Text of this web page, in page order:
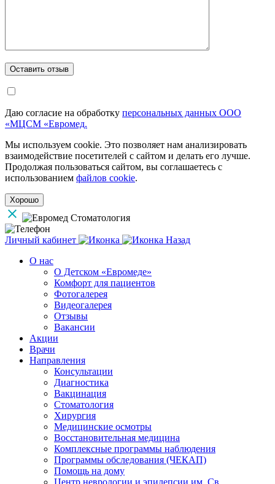
Даю согласие на обработку персональных данных ООО
«МЦСМ «Евромед.
Мы используем cookie. Это позволяет нам анализировать
взаимодействие посетителей с сайтом и делать его лучше.
Продолжая пользоваться сайтом, вы соглашаетесь с
использованием файлов cookie.
Хорошо
Личный кабинет
Назад
О нас
О Детском «Евромеде»
Комфорт для пациентов
Фотогалерея
Видеогалерея
Отзывы
Вакансии
Акции
Врачи
Направления
Консультации
Диагностика
Вакцинация
Стоматология
Хирургия
Медицинские осмотры
Восстановительная медицина
Комплексные программы наблюдения
Программы обследования (ЧЕКАП)
Помощь на дому
Центр неврологии и эпилепсии им. Св.